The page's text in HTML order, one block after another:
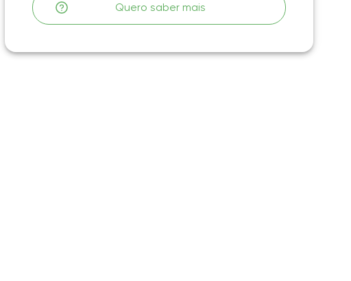
Quero saber mais